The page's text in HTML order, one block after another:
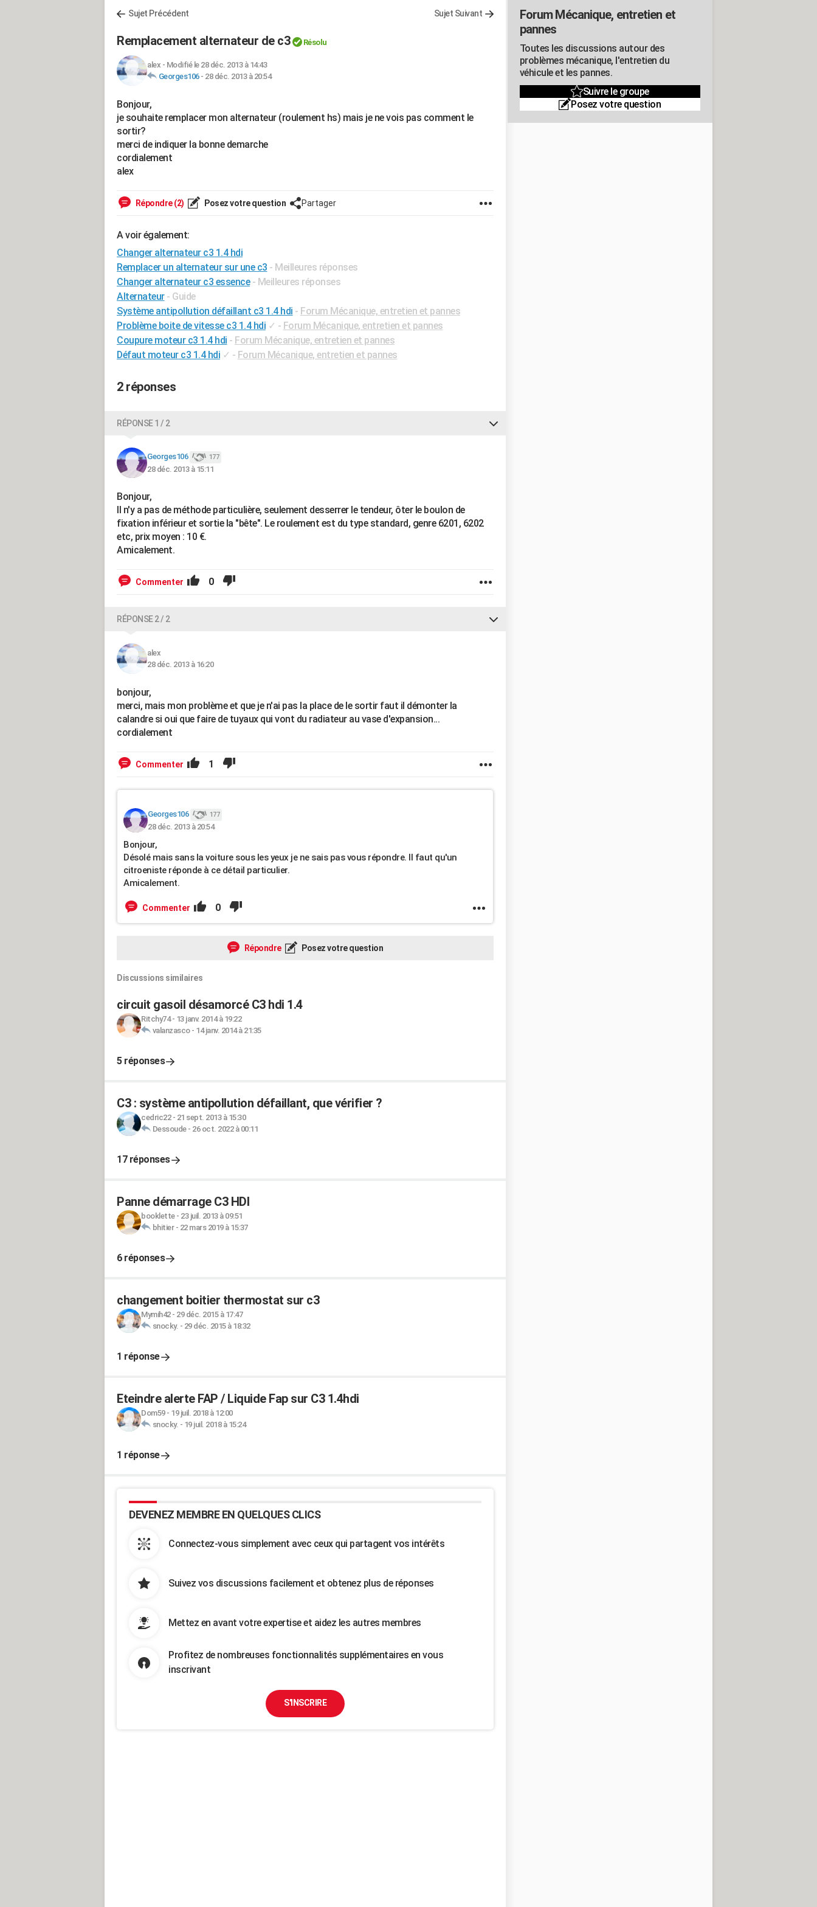
Sujet Précédent Sujet Suivant
Remplacement alternateur de c3 Résolu
alex - Modifié le 28 déc. 2013 à 14:43
Georges106- 28 déc. 2013 à 20:54
Bonjour,
je souhaite remplacer mon alternateur (roulement hs) mais je ne vois pas comment le
sortir?
merci de indiquer la bonne demarche
cordialement
alex
Répondre (2) Posez votre question Partager
A voir également:
Changer alternateur c3 1.4 hdi
Remplacer un alternateur sur une c3 - Meilleures réponses
Changer alternateur c3 essence - Meilleures réponses
Alternateur - Guide
Système antipollution défaillant c3 1.4 hdi - Forum Mécanique, entretien et pannes
Problème boite de vitesse c3 1.4 hdi ✓ - Forum Mécanique, entretien et pannes
Coupure moteur c3 1.4 hdi - Forum Mécanique, entretien et pannes
Défaut moteur c3 1.4 hdi ✓ - Forum Mécanique, entretien et pannes
2 réponses
RÉPONSE 1 / 2
Georges106 177
28 déc. 2013 à 15:11
Bonjour,
Il n'y a pas de méthode particulière, seulement desserrer le tendeur, ôter le boulon de
fixation inférieur et sortie la "bête". Le roulement est du type standard, genre 6201, 6202
etc, prix moyen : 10 €.
Amicalement.
Commenter 0
RÉPONSE 2 / 2
alex
28 déc. 2013 à 16:20
bonjour,
merci, mais mon problème et que je n'ai pas la place de le sortir faut il démonter la
calandre si oui que faire de tuyaux qui vont du radiateur au vase d'expansion...
cordialement
Commenter 1
Georges106 177
28 déc. 2013 à 20:54
Bonjour,
Désolé mais sans la voiture sous les yeux je ne sais pas vous répondre. Il faut qu'un
citroeniste réponde à ce détail particulier.
Amicalement.
Commenter 0
Répondre Posez votre question
Discussions similaires
circuit gasoil désamorcé C3 hdi 1.4
Ritchy74- 13 janv. 2014 à 19:22
valanzasco- 14 janv. 2014 à 21:35
5 réponses
C3 : système antipollution défaillant, que vérifier ?
cedric22- 21 sept. 2013 à 15:30
Dessoude- 26 oct. 2022 à 00:11
17 réponses
Panne démarrage C3 HDI
booklette- 23 juil. 2013 à 09:51
bhitier- 22 mars 2019 à 15:37
6 réponses
changement boitier thermostat sur c3
Mymih42- 29 déc. 2015 à 17:47
snocky. - 29 déc. 2015 à 18:32
1 réponse
Eteindre alerte FAP / Liquide Fap sur C3 1.4hdi
Dom59- 19 juil. 2018 à 12:00
snocky. - 19 juil. 2018 à 15:24
1 réponse
DEVENEZ MEMBRE EN QUELQUES CLICS
Connectez-vous simplement avec ceux qui partagent vos intérêts
Suivez vos discussions facilement et obtenez plus de réponses
Mettez en avant votre expertise et aidez les autres membres
Profitez de nombreuses fonctionnalités supplémentaires en vous
inscrivant
S'INSCRIRE
Forum Mécanique, entretien et
pannes
Toutes les discussions autour des
problèmes mécanique, l'entretien du
véhicule et les pannes.
Suivre le groupe
Posez votre question